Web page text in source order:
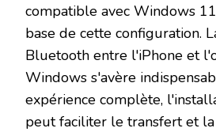
compatible avec Windows
base de cette configuration.
Bluetooth entre l'iPhone et
Windows s'avère
expérience complète,
peut faciliter le transfert et